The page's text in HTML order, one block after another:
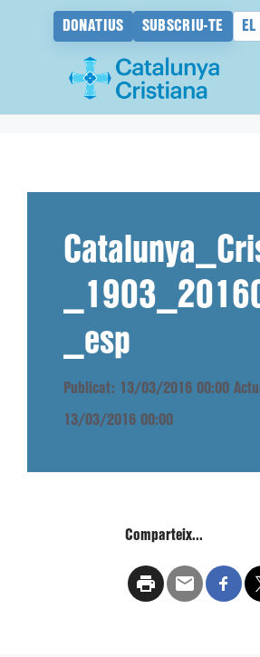
DONATIUS SUBSCRIU-TE
_esp
Publicat: 13/03/2016 00:00
13/03/2016 00:00
Comparteix...